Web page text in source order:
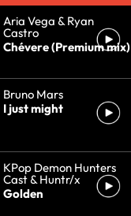
Aria Vega & Ryan
Castro
Chévere (Premium mix)
Bruno Mars
I just might
KPop Demon Hunters
Cast & Huntr/x
Golden